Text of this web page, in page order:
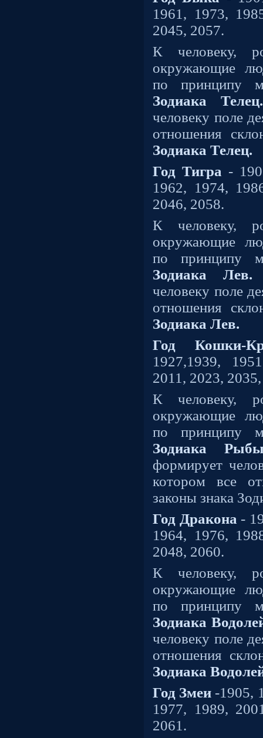
1961, 1973,
2045, 2057.
К человеку,
окружающие
по принципу
Зодиака
человеку поле
отношения
Зодиака Телец.
Год Тигра -
1962, 1974,
2046, 2058.
К человеку,
окружающие
по принципу
Зодиака
человеку поле
отношения
Зодиака Лев.
Год Кошки-
1927,1939,
2011, 2023,
К человеку,
окружающие
по принципу
Зодиака
формирует
котором все
законы знака
Год Дракона -
1964, 1976,
2048, 2060.
К человеку,
окружающие
по принципу
Зодиака
человеку поле
отношения
Зодиака
Год Змеи -1905,
1977, 1989,
2061.